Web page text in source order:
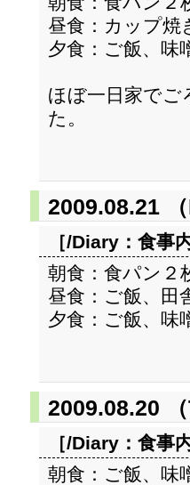
昼食：カップ焼
夕食：ご飯、味
ほぼ一日家でご
た。
2009.08.21 （
［/Diary： 食事
朝食：食パン２
昼食：ご飯、田
夕食：ご飯、味
2009.08.20 （
［/Diary： 食事
朝食：ご飯、味